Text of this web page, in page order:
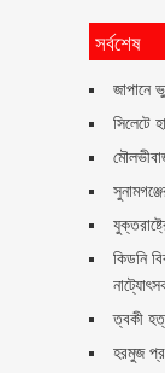
সর্বশেষ
জাপানে
সিলেটে
কিডনি
ত্বকী
হরমুজ